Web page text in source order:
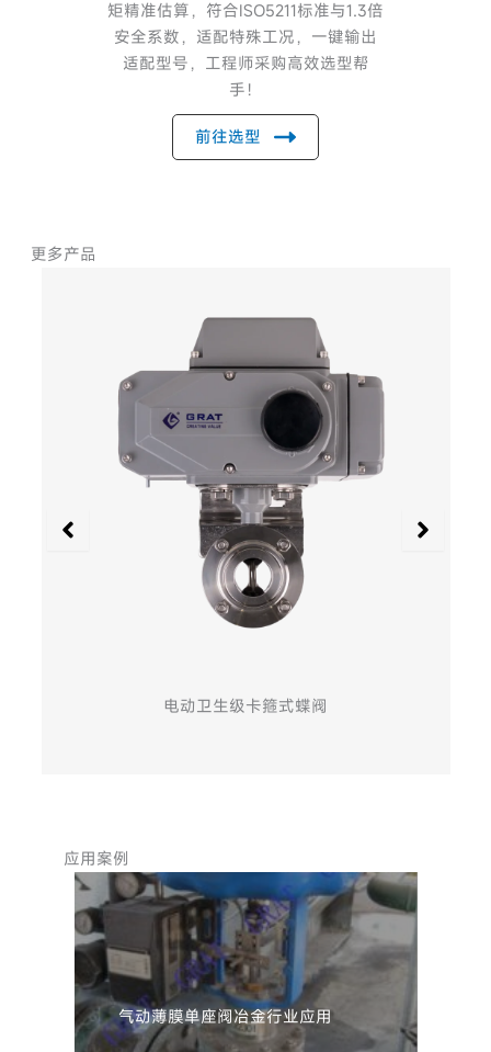
矩精准估算，符合ISO5211标准与1.3倍
安全系数，适配特殊工况，一键输出
适配型号，工程师采购高效选型帮
手！
前往选型
更多产品
电动卫生级卡箍式蝶阀
应用案例
气动薄膜单座阀冶金行业应用